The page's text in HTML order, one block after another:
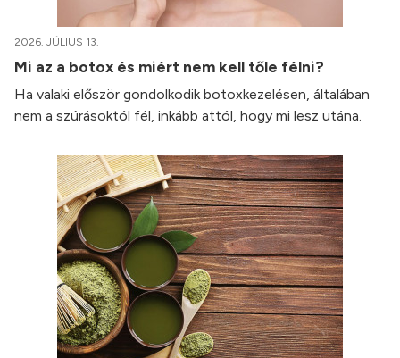
2026. JÚLIUS 13.
Mi az a botox és miért nem kell tőle félni?
Ha valaki először gondolkodik botoxkezelésen, általában
nem a szúrásoktól fél, inkább attól, hogy mi lesz utána.